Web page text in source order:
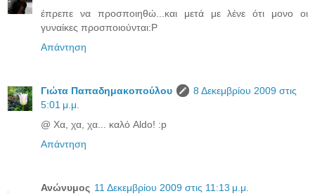
έπρεπε να προσποιηθώ...και μετά με λένε ότι μονο οι
γυναίκες προσποιούνται:P
Απάντηση
Γιώτα Παπαδημακοπούλου
8 Δεκεμβρίου 2009 στις
5:01 μ.μ.
@ Χα, χα, χα... καλό Aldo! :p
Απάντηση
Ανώνυμος 11 Δεκεμβρίου 2009 στις 11:13 μ.μ.